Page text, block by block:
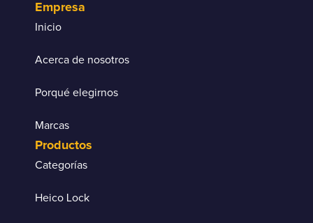
Empresa
Inicio
Acerca de nosotros
Porqué elegirnos
Marcas
Productos
Categorías
Heico Lock